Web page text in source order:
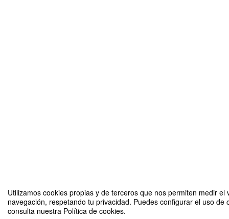
Utilizamos cookies propias y de terceros que nos permiten medir
navegación, respetando tu privacidad. Puedes configurar el uso
consulta nuestra Política de cookies.